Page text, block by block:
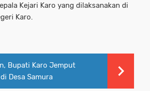
Kejari Karo yang dilaksanakan di
Karo.
Bupati Karo Jemput
Desa Samura